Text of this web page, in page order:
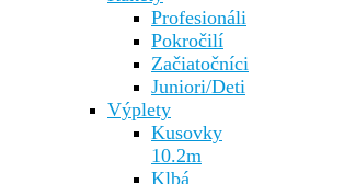
Profesionáli
Pokročilí
Začiatočníci
Juniori/Deti
Výplety
Kusovky
10.2m
Klbá